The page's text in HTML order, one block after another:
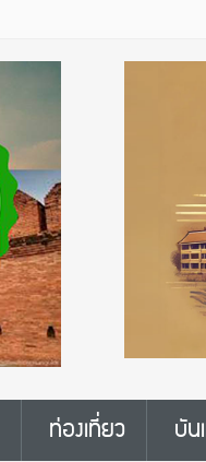
ท่องเที่ยว บัน